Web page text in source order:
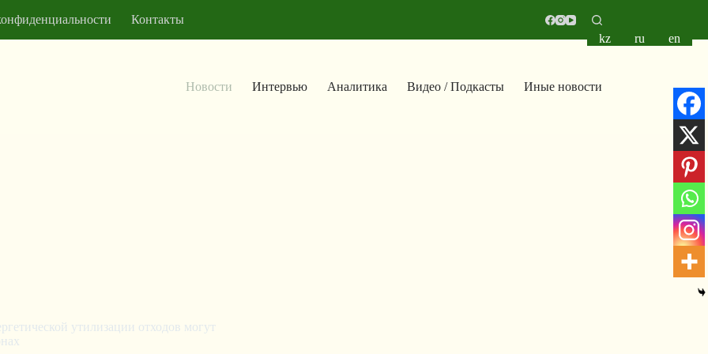
Контакты
Новости Интервью Аналитика Видео / Подкасты Иные новости
kz ru en
утилизации отходов могут